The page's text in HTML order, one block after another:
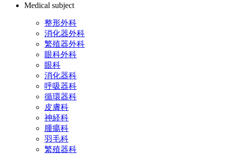
Medical subject
整形外科
消化器外科
繁殖器外科
眼科外科
眼科
消化器科
呼吸器科
循環器科
皮膚科
神経科
腫瘍科
羽毛科
繁殖器科